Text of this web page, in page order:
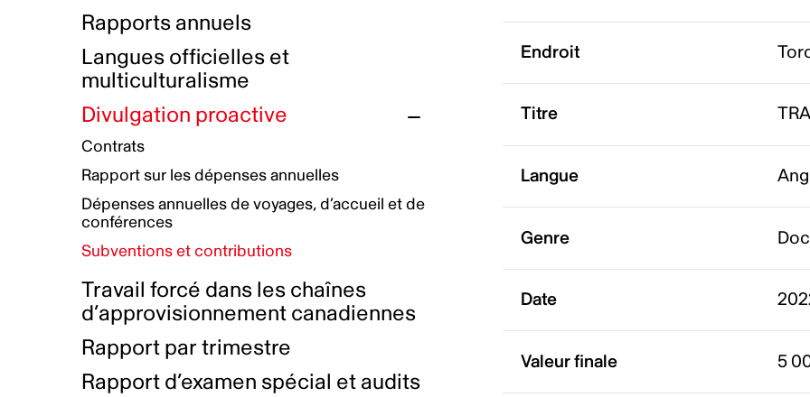
Initiatives autochtones
Plan de réconciliation autochtone
Groupe de travail autochtone
Principes directeurs sur le
harcèlement
Plan d’action pour la parité
Plan d'équité, de diversité,
d'inclusion et d'accessibilité
Boîte à outils pour le récit authentique
Collecte de données et l’auto-identification
Plan d'accessibilité
Rémunération et avantages
Prix et certifications
Nos valeurs d’entreprise
Rapports annuels
Langues officielles et
multiculturalisme
Divulgation proactive
Contrats
Rapport sur les dépenses annuelles
Dépenses annuelles de voyages, d’accueil et de
conférences
Subventions et contributions
Travail forcé dans les chaînes
d’approvisionnement canadiennes
Rapport par trimestre
Rapport d’examen spécial et audits
Endroit
Titre
Langue
Genre
Date
Valeur finale 5